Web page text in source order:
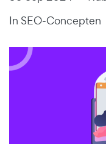
In SEO-Concepten